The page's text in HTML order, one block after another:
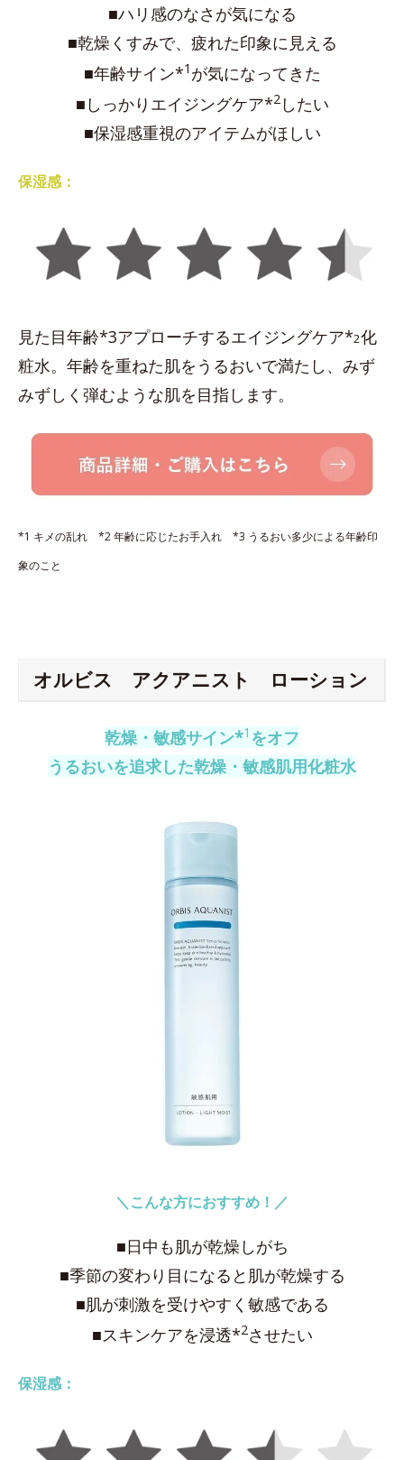
■ハリ感のなさが気になる
■乾燥くすみで、疲れた印象に見える
■年齢サイン*1 が気になってきた
■しっかりエイジングケア*2したい
■保湿感重視のアイテムがほしい
保湿感：
見た目年齢*3アプローチするエイジングケア*2化
粧水。年齢を重ねた肌をうるおいで満たし、みず
みずしく弾むような肌を目指します。
*1 キメの乱れ *2 年齢に応じたお手入れ *3 うるおい多少による年齢印
象のこと
オルビス アクアニスト ローション
乾燥・敏感サイン*1 をオフ
うるおいを追求した乾燥・敏感肌用化粧水
＼こんな方におすすめ！／
■日中も肌が乾燥しがち
■季節の変わり目になると肌が乾燥する
■肌が刺激を受けやすく敏感である
■スキンケアを浸透*2させたい
保湿感：